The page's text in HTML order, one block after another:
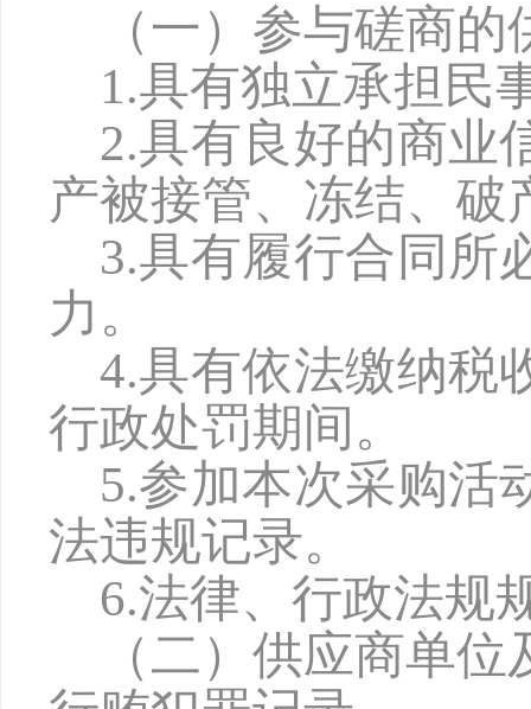
（一）参与磋商
1.具有独立承担民
2.具有良好的商业
产被接管、冻结、破
3.具有履行合同所
力。
4.具有依法缴纳税
行政处罚期间。
5.参加本次采购活
法违规记录。
6.法律、行政法规
（二）供应商单